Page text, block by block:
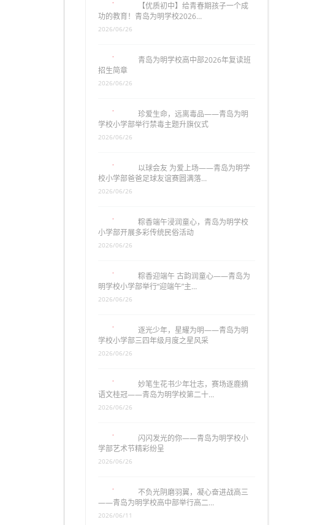
【优质初中】给青春期孩子一个成
功的教育！青岛为明学校2026…
青岛为明学校高中部2026年复读班
珍爱生命，远离毒品——青岛为明
学校小学部举行禁毒主题升旗仪式
以球会友 为爱上场——青岛为明学
校小学部爸爸足球友谊赛圆满落…
粽香端午浸润童心，青岛为明学校
小学部开展多彩传统民俗活动
粽香迎端午 古韵润童心——青岛为
明学校小学部举行“迎端午”主…
逐光少年，星耀为明——青岛为明
学校小学部三四年级月度之星风采
妙笔生花书少年壮志，赛场逐鹿摘
语文桂冠——青岛为明学校第二十…
闪闪发光的你——青岛为明学校小
学部艺术节精彩纷呈
不负光阴磨羽翼，凝心奋进战高三
——青岛为明学校高中部举行高二…